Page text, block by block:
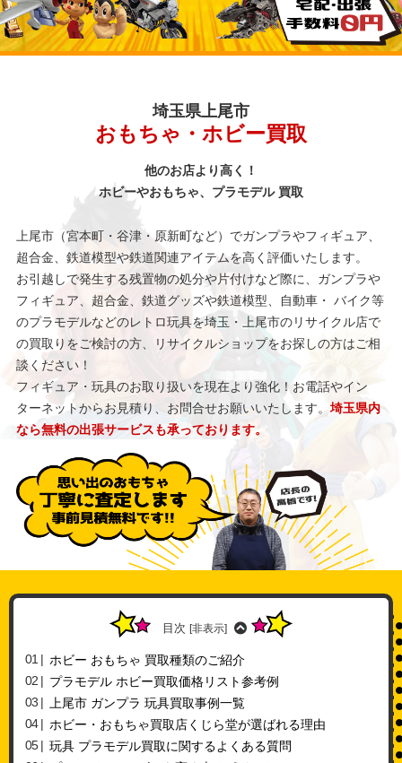
埼玉県上尾市
おもちゃ・ホビー買取
他のお店より高く！
ホビーやおもちゃ、プラモデル 買取
上尾市（宮本町・谷津・原新町など）でガンプラやフィギュア、
超合金、鉄道模型や鉄道関連アイテムを高く評価いたします。
お引越しで発生する残置物の処分や片付けなど際に、ガンプラや
フィギュア、超合金、鉄道グッズや鉄道模型、自動車・ バイク等
のプラモデルなどのレトロ玩具を埼玉・上尾市のリサイクル店で
の買取りをご検討の方、リサイクルショップをお探しの方はご相
談ください！
フィギュア・玩具のお取り扱いを現在より強化！お電話やイン
ターネットからお見積り、お問合せお願いいたします。埼玉県内
なら無料の出張サービスも承っております。
目次 [非表示]
ホビー おもちゃ 買取種類のご紹介
プラモデル ホビー買取価格リスト参考例
上尾市 ガンプラ 玩具買取事例一覧
ホビー・おもちゃ買取店くじら堂が選ばれる理由
玩具 プラモデル買取に関するよくある質問